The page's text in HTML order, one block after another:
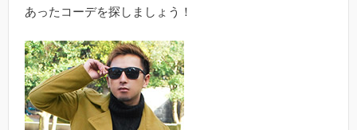
あったコーデを探しましょう！